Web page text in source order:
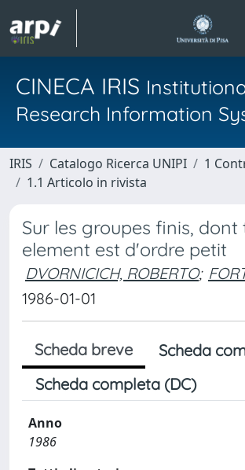
CINECA IRIS
Research Information
IRIS Catalogo Ricerca UNIPI
1
1.1 Articolo in rivista
Sur les groupes finis, dont
element est d'ordre petit
DVORNICICH, ROBERTO;
1986-01-01
Scheda breve
Scheda
Scheda completa (DC)
Anno
1986